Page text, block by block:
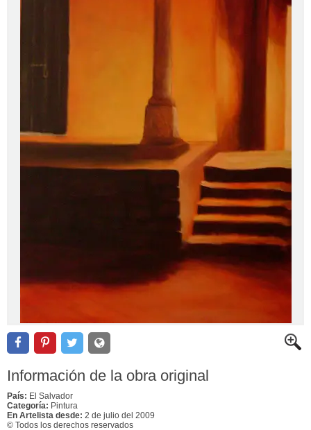
Información de la obra original
País: El Salvador
Categoría: Pintura
En Artelista desde: 2 de julio del 2009
© Todos los derechos reservados